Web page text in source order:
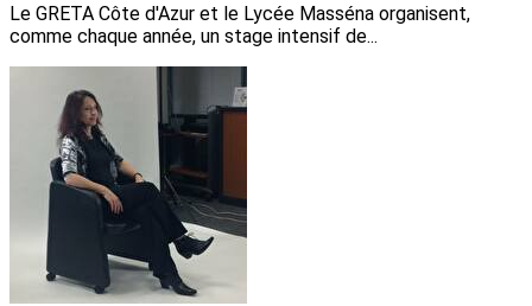
Le GRETA Côte d'Azur et le Lycée Masséna organisent,
comme chaque année, un stage intensif de...